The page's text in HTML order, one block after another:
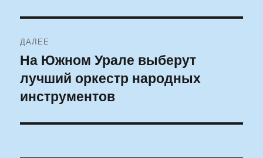
ДАЛЕЕ
Следующая
запись:
На Южном Урале выберут
лучший оркестр народных
инструментов